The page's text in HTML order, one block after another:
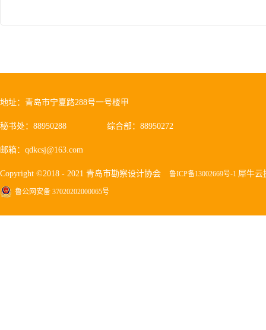
地址：青岛市宁夏路288号一号楼甲
秘书处：88950288 综合部：88950272
邮箱：qdkcsj@163.com
Copyright ©2018 - 2021 青岛市勘察设计协会 鲁ICP备13002669号-1 犀牛云
鲁公网安备 37020202000065号